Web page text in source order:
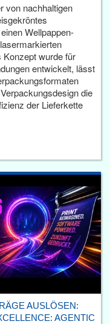
von nachhaltigen
Wellpappen-
wurde für
entwickelt, lässt
die
der Lieferkette
AUSLÖSEN:
AGENTIC